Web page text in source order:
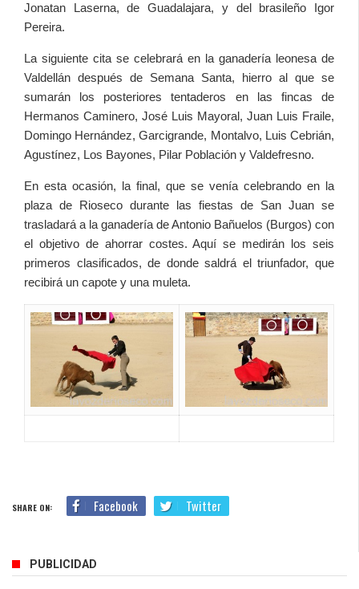
Jonatan Laserna, de Guadalajara, y del brasileño Igor
Pereira.
La siguiente cita se celebrará en la ganadería leonesa de
Valdellán después de Semana Santa, hierro al que se
sumarán los posteriores tentaderos en las fincas de
Hermanos Caminero, José Luis Mayoral, Juan Luis Fraile,
Domingo Hernández, Garcigrande, Montalvo, Luis Cebrián,
Agustínez, Los Bayones, Pilar Población y Valdefresno.
En esta ocasión, la final, que se venía celebrando en la
plaza de Rioseco durante las fiestas de San Juan se
trasladará a la ganadería de Antonio Bañuelos (Burgos) con
el objetivo de ahorrar costes. Aquí se medirán los seis
primeros clasificados, de donde saldrá el triunfador, que
recibirá un capote y una muleta.
SHARE ON: Facebook Twitter
PUBLICIDAD